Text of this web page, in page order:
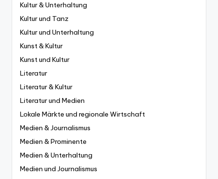
Kultur & Unterhaltung
Kultur und Tanz
Kultur und Unterhaltung
Kunst & Kultur
Kunst und Kultur
Literatur
Literatur & Kultur
Literatur und Medien
Lokale Märkte und regionale Wirtschaft
Medien & Journalismus
Medien & Prominente
Medien & Unterhaltung
Medien und Journalismus